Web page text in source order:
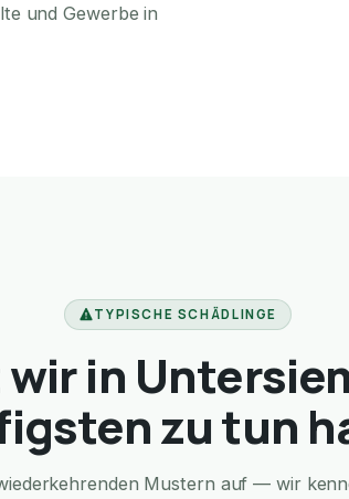
und Gewerbe in
TYPISCHE SCHÄDLINGE
in
zu tun
Mustern auf — wir